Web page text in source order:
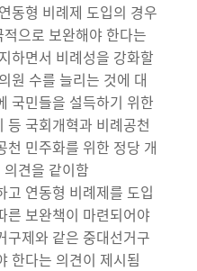
동형 비례제 도입의 경우
으로 보완해야 한다는
하면서 비례성을 강화할
원 수를 늘리는 것에 대
국민들을 설득하기 위한
등 국회개혁과 비례공천
천 민주화를 위한 정당 개
견을 같이함
연동형 비례제를 도입
른 보완책이 마련되어야
구제와 같은 중대선거구
한다는 의견이 제시됨